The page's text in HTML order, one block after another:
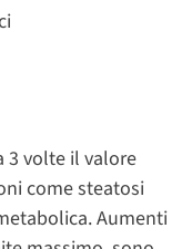
3 volte il valore
come steatosi
Aumenti